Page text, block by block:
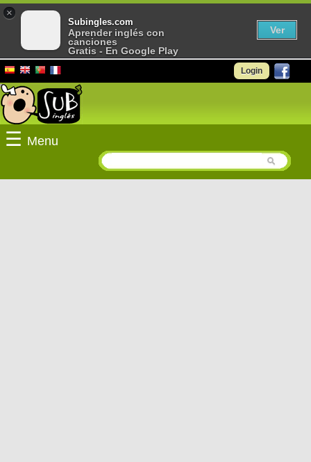
Login
☰ Menu
×
Subingles.com
Aprender inglés con
canciones
Gratis - En Google Play
Ver